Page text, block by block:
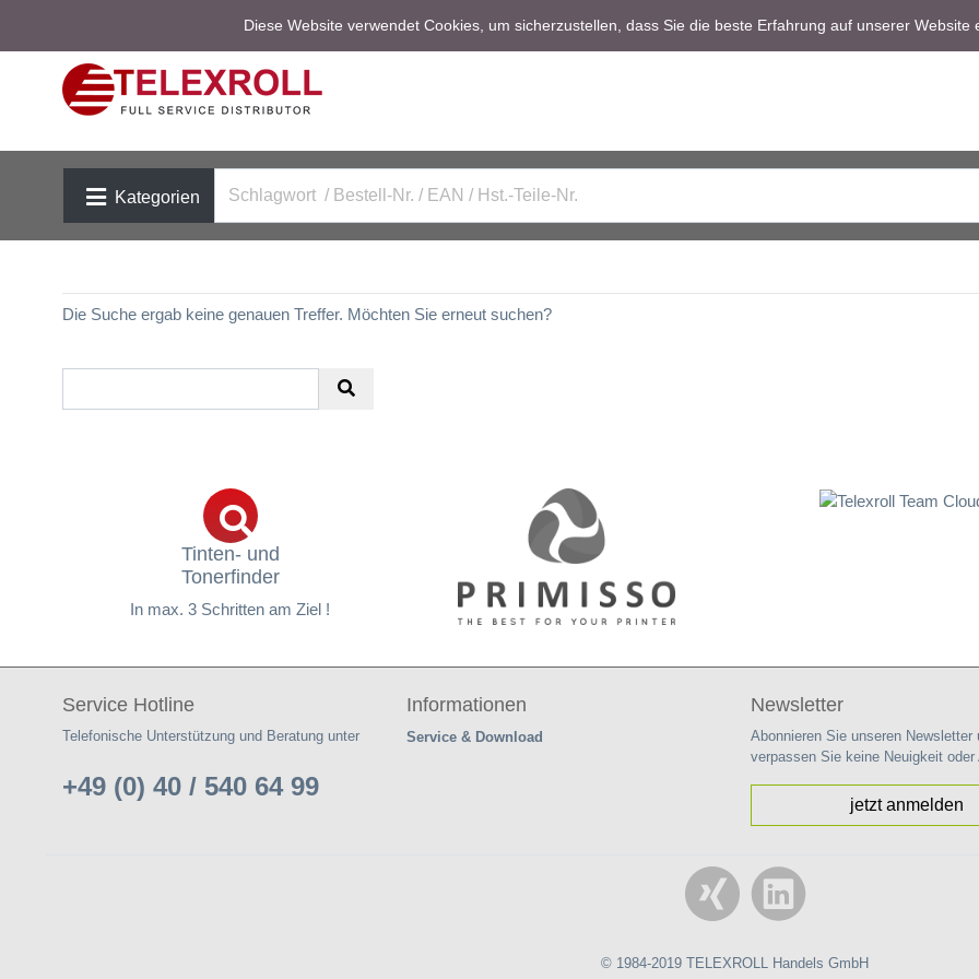
Kategorien
Die Suche ergab keine genauen Treffer. Möchten Sie erneut suchen?
Tinten- und
Tonerfinder
In max. 3 Schritten am Ziel !
Service Hotline
Telefonische Unterstützung und Beratung unter
+49 (0) 40 / 540 64 99
Informationen
Service & Download
Newsletter
Abonnieren Sie unseren Newsletter
verpassen Sie keine Neuigkeit oder
jetzt anmelden
© 1984-2019 TELEXROLL Handels GmbH
Diese Website verwendet Cookies, um sicherzustellen, dass Sie die beste Erfahrung auf unserer Website